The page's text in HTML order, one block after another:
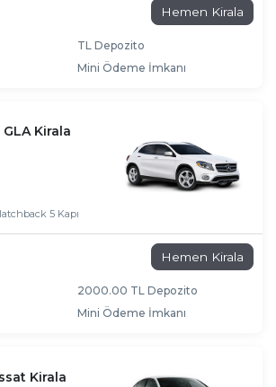
Hemen Kirala
TL Depozito
Mini Ödeme İmkanı
Kirala
5 Kapı
Hemen Kirala
2000.00 TL Depozito
Mini Ödeme İmkanı
Kirala